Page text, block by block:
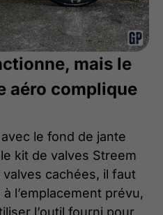
mais le
aéro complique
le fond de jante
kit de valves Streem
cachées, il faut
l’emplacement prévu,
l’outil fourni pour